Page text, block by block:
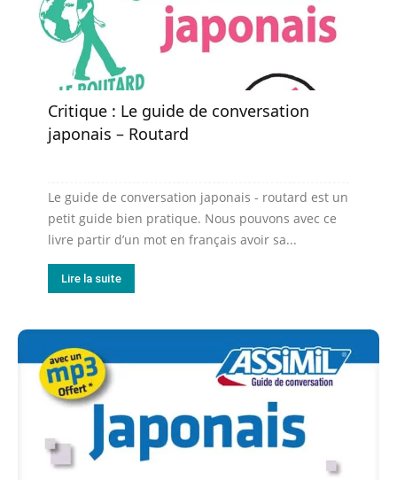
Critique : Le guide de conversation
japonais – Routard
Le guide de conversation japonais - routard est un
petit guide bien pratique. Nous pouvons avec ce
livre partir d’un mot en français avoir sa...
Lire la suite